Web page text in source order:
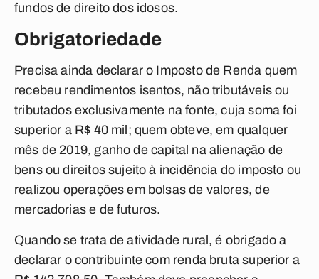
fundos de direito dos idosos.
Obrigatoriedade
Precisa ainda declarar o Imposto de Renda quem
recebeu rendimentos isentos, não tributáveis ou
tributados exclusivamente na fonte, cuja soma foi
superior a R$ 40 mil; quem obteve, em qualquer
mês de 2019, ganho de capital na alienação de
bens ou direitos sujeito à incidência do imposto ou
realizou operações em bolsas de valores, de
mercadorias e de futuros.
Quando se trata de atividade rural, é obrigado a
declarar o contribuinte com renda bruta superior a